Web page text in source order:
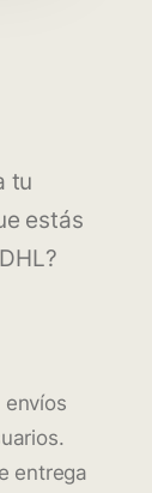
tu
estás
entrega